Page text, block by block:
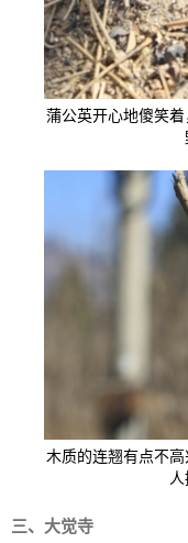
蒲公英开心地傻笑
木质的连翘有点不
三、大觉寺